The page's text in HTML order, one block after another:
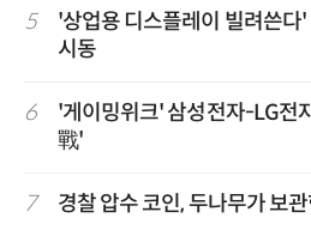
5
'상업용 디스플레이 빌려쓴
시동
6
'게이밍위크' 삼성전자-LG전
戰'
7 경찰 압수 코인, 두나무가 보